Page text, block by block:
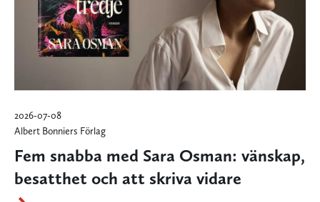
2026-07-08
Albert Bonniers Förlag
Fem snabba med Sara Osman: vänskap,
besatthet och att skriva vidare